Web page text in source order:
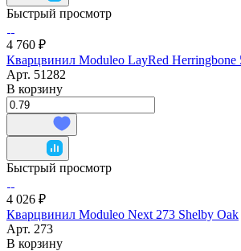
Быстрый просмотр
4 760 ₽
Кварцвинил Moduleo LayRed Herringbone
Арт. 51282
В корзину
Быстрый просмотр
4 026 ₽
Кварцвинил Moduleo Next 273 Shelby Oak
Арт. 273
В корзину